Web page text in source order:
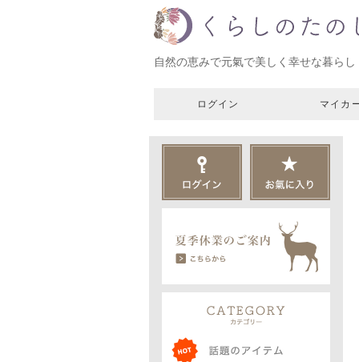
自然の恵みで元氣で美しく幸せな暮らし
ログイン マイカ